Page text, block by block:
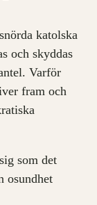
katolska
och skyddas
Varför
fram och
som det
osundhet